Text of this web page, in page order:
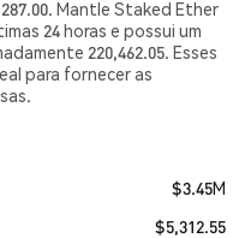
Mantle Staked Ether
24 horas e possui um
220,462.05. Esses
para fornecer as
$3.45M
$5,312.55